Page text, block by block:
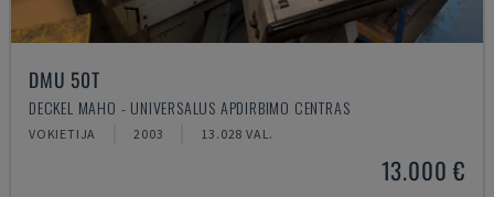
DMU 50T
DECKEL MAHO - UNIVERSALUS APDIRBIMO CENTRAS
VOKIETIJA 2003 13.028 VAL.
13.000 €